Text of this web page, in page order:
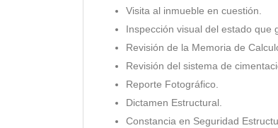
Visita al inmueble en cuestión.
Inspección visual del estado que
Revisión de la Memoria de
Revisión del sistema de
Reporte Fotográfico.
Dictamen Estructural.
Constancia en Seguridad